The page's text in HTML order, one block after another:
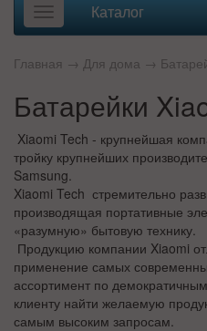
Toggle
navigation
Каталог
Главная → Для дома →
Батарейки
Xiaomi Tech - крупнейшая
тройку крупнейших
Samsung.
Xiaomi Tech стремительно
производящая портативные
«разумную» бытовую технику.
Продукцию компании Xiaomi
применение самых
ассортимент по
клиенту найти желаемую
самым высоким запросам.